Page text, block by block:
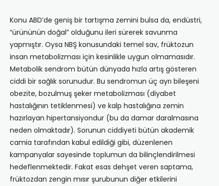
Konu ABD’de geniş bir tartışma zemini bulsa da, endüstri,
“ürününün doğal” olduğunu ileri sürerek savunma
yapmıştır. Oysa NBŞ konusundaki temel sav, früktozun
insan metabolizması için kesinlikle uygun olmamasıdır.
Metabolik sendrom bütün dünyada hızla artış gösteren
ciddi bir sağlık sorunudur. Bu sendromun üç ayrı bileşeni
obezite, bozulmuş şeker metabolizması (diyabet
hastalığının tetiklenmesi) ve kalp hastalığına zemin
hazırlayan hipertansiyondur (bu da damar daralmasına
neden olmaktadır). Sorunun ciddiyeti bütün akademik
camia tarafından kabul edildiği gibi, düzenlenen
kampanyalar sayesinde toplumun da bilinçlendirilmesi
hedeflenmektedir. Fakat esas dehşet veren saptama,
früktozdan zengin mısır şurubunun diğer etkilerini